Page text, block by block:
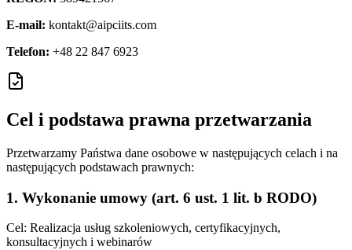
E-mail: kontakt@aipciits.com
Telefon: +48 22 847 6923
Cel i podstawa prawna przetwarzania
Przetwarzamy Państwa dane osobowe w następujących celach i na
następujących podstawach prawnych:
1. Wykonanie umowy (art. 6 ust. 1 lit. b RODO)
Cel: Realizacja usług szkoleniowych, certyfikacyjnych,
konsultacyjnych i webinarów